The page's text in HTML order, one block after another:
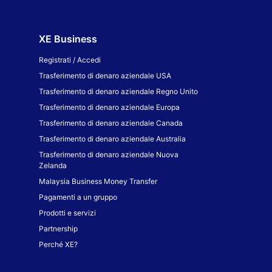
XE Business
Registrati / Accedi
Trasferimento di denaro aziendale USA
Trasferimento di denaro aziendale Regno Unito
Trasferimento di denaro aziendale Europa
Trasferimento di denaro aziendale Canada
Trasferimento di denaro aziendale Australia
Trasferimento di denaro aziendale Nuova
Zelanda
Malaysia Business Money Transfer
Pagamenti a un gruppo
Prodotti e servizi
Partnership
Perché XE?